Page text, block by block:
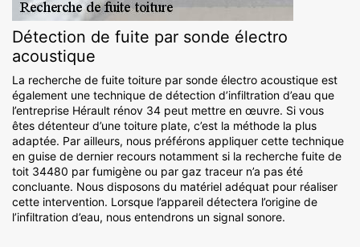
Détection de fuite par sonde électro
acoustique
La recherche de fuite toiture par sonde électro acoustique est
également une technique de détection d’infiltration d’eau que
l’entreprise Hérault rénov 34 peut mettre en œuvre. Si vous
êtes détenteur d’une toiture plate, c’est la méthode la plus
adaptée. Par ailleurs, nous préférons appliquer cette technique
en guise de dernier recours notamment si la recherche fuite de
toit 34480 par fumigène ou par gaz traceur n’a pas été
concluante. Nous disposons du matériel adéquat pour réaliser
cette intervention. Lorsque l’appareil détectera l’origine de
l’infiltration d’eau, nous entendrons un signal sonore.